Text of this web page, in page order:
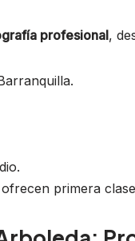
profesional,
primera